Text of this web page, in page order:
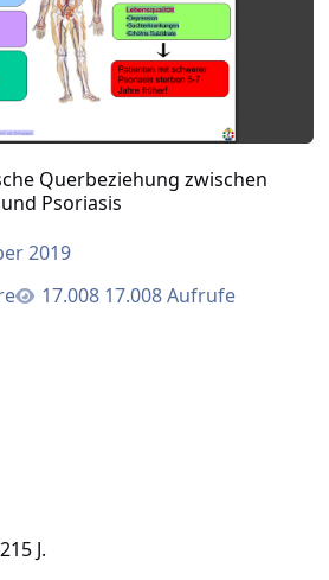
Querbeziehung zwischen
Psoriasis
2019
17.008 Aufrufe
5 J.